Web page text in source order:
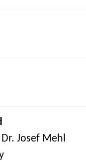
Josef Mehl